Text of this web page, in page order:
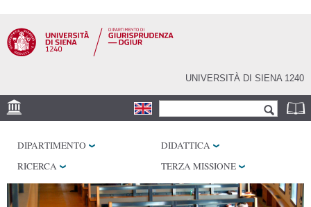
contenuto
principale
UNIVERSITÀ DI SIENA 1240
Form di ricerca
BIBLIOTECHE
SERVIZI
DIPARTIMENTO
DIDATTICA
RICERCA
TERZA MISSIONE